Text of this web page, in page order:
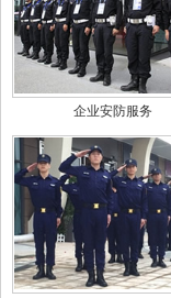
企业安防服务